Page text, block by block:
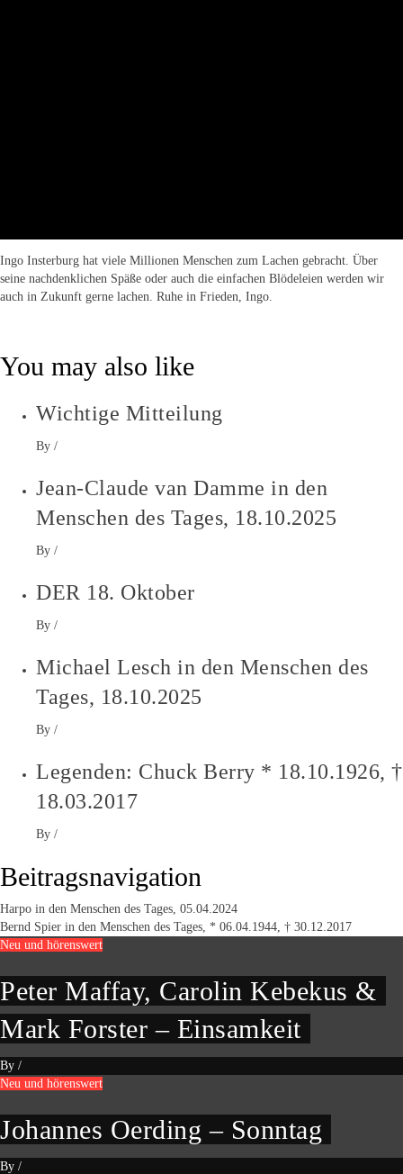
Ingo Insterburg hat viele Millionen Menschen zum Lachen gebracht. Über
seine nachdenklichen Späße oder auch die einfachen Blödeleien werden wir
auch in Zukunft gerne lachen. Ruhe in Frieden, Ingo.
You may also like
Wichtige Mitteilung
By /
Jean-Claude van Damme in den
Menschen des Tages, 18.10.2025
By /
DER 18. Oktober
By /
Michael Lesch in den Menschen des
Tages, 18.10.2025
By /
Legenden: Chuck Berry * 18.10.1926, †
18.03.2017
By /
Beitragsnavigation
Harpo in den Menschen des Tages, 05.04.2024
Bernd Spier in den Menschen des Tages, * 06.04.1944, † 30.12.2017
Neu und hörenswert
Peter Maffay, Carolin Kebekus &
Mark Forster – Einsamkeit
By /
Neu und hörenswert
Johannes Oerding – Sonntag
By /